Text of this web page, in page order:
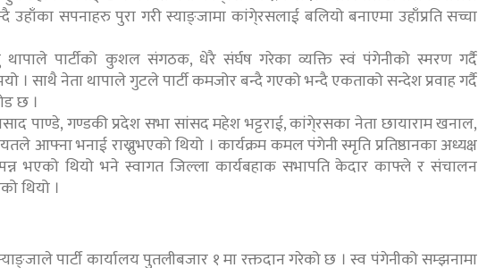
सपनाहरु पुरा गरी स्याङ्जामा कांगे्रसलाई बलियो बनाएमा उहाँप्रति सच्चा
थापाले पार्टीको कुशल संगठक, धेरै संर्घष गरेका व्यक्ति स्वं पंगेनीको स्मरण गर्दै
। साथै नेता थापाले गुटले पार्टी कमजोर बन्दै गएको भन्दै एकताको सन्देश प्रवाह गर्दै
छ ।
पाण्डे, गण्डकी प्रदेश सभा सांसद महेश भट्टराई, कांगे्रसका नेता छायाराम खनाल,
आफ्ना भनाई राख्नुभएको थियो । कार्यक्रम कमल पंगेनी स्मृति प्रतिष्ठानका अध्यक्ष
भएको थियो भने स्वागत जिल्ला कार्यबहाक सभापति केदार काफ्ले र संचालन
थियो ।
पार्टी कार्यालय पुतलीबजार १ मा रक्तदान गरेको छ । स्व पंगेनीको सम्झनामा